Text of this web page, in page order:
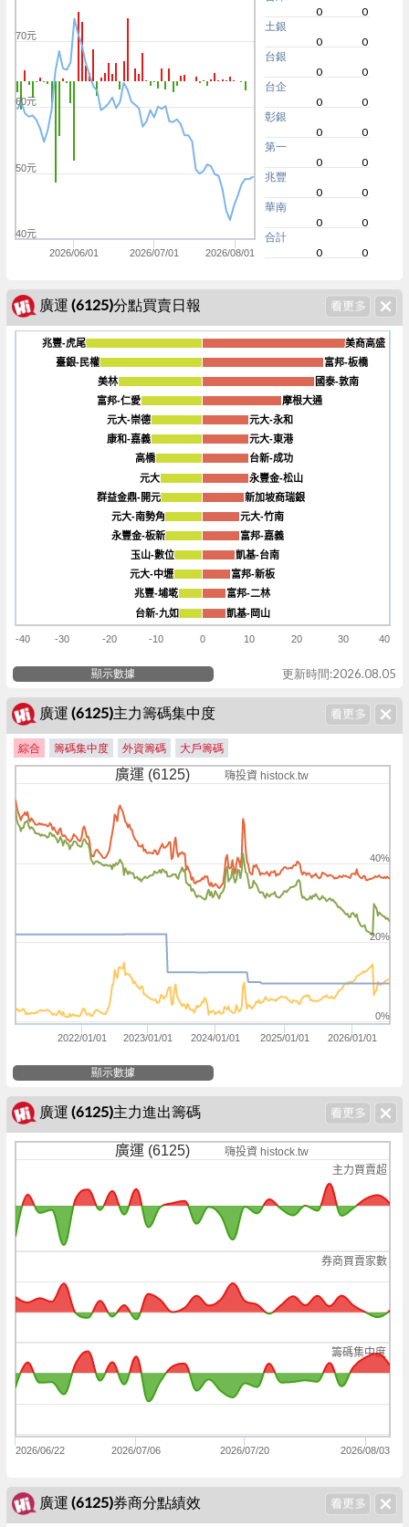
2026/06/01 2026/07/01 2026/08/01
40元
50元
60元
70元
-1600
0
0
土銀
0
0
台銀
0
0
台企
0
0
彰銀
0
0
第一
0
0
兆豐
0
0
華南
0
0
合計
0
0
廣運 (6125)分點買賣日報
美商高盛
美商高盛
富邦-板橋
富邦-板橋
國泰-敦南
國泰-敦南
摩根大通
摩根大通
元大-永和
元大-永和
元大-東港
元大-東港
台新-成功
台新-成功
永豐金-松山
永豐金-松山
新加坡商瑞銀
新加坡商瑞銀
元大-竹南
元大-竹南
富邦-嘉義
富邦-嘉義
凱基-台南
凱基-台南
富邦-新板
富邦-新板
富邦-二林
富邦-二林
凱基-岡山
凱基-岡山
兆豐-虎尾
兆豐-虎尾
臺銀-民權
臺銀-民權
美林
美林
富邦-仁愛
富邦-仁愛
元大-崇德
元大-崇德
康和-嘉義
康和-嘉義
高橋
高橋
元大
元大
群益金鼎-開元
群益金鼎-開元
元大-南勢角
元大-南勢角
永豐金-板新
永豐金-板新
玉山-數位
玉山-數位
元大-中壢
元大-中壢
兆豐-埔墘
兆豐-埔墘
台新-九如
台新-九如
-30 -20 -10 0 10 20 30 40
-40
顯示數據 更新時間:2026.08.05
廣運 (6125)主力籌碼集中度
綜合 籌碼集中度 外資籌碼 大戶籌碼
廣運 (6125) 嗨投資 histock.tw
2022/01/01 2023/01/01 2024/01/01 2025/01/01 2026/01/01
0%
20%
40%
顯示數據
廣運 (6125)主力進出籌碼
主力買賣超
券商買賣家數
籌碼集中度
廣運 (6125) 嗨投資 histock.tw
2026/06/22 2026/07/06 2026/07/20 2026/08/03
廣運 (6125)券商分點績效